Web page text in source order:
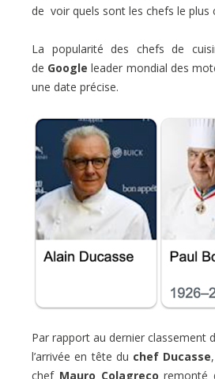
de voir quels sont les chefs le plus
La popularité des chefs de
de Google leader mondial des
une date précise.
Par rapport au dernier classement
l’arrivée en tête du chef Ducasse
chef Mauro Colagreco remonté